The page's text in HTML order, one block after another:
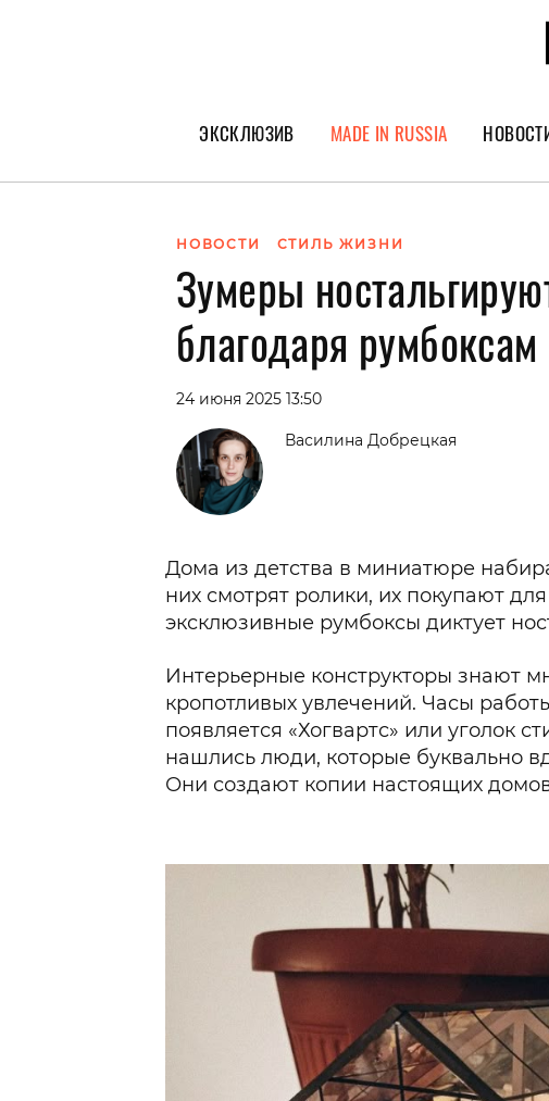
ЭКСКЛЮЗИВ
ГЕРОИ PEOPLETALK
ПОКОЛЕНИЕ
MADE IN RUSSIA
НОВОСТИ СТИЛЬ ЖИЗНИ
Зумеры
благодаря румбоксам
24 июня 2025 13:50
Василина Добрецкая
Дома из детства в миниатюре
них смотрят ролики, их покупают
эксклюзивные румбоксы диктует
Интерьерные конструкторы знают
кропотливых увлечений. Часы
появляется «Хогвартс» или уголок
нашлись люди, которые буквально
Они создают копии настоящих